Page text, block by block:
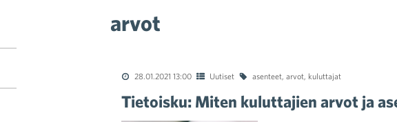
arvot
28.01.2021 13:00 Uutiset asenteet, arvot, kuluttajat
Tietoisku: Miten kuluttajien arvot ja